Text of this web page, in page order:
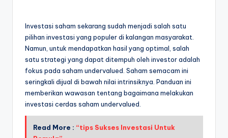
Investasi saham sekarang sudah menjadi salah satu
pilihan investasi yang populer di kalangan masyarakat.
Namun, untuk mendapatkan hasil yang optimal, salah
satu strategi yang dapat ditempuh oleh investor adalah
fokus pada saham undervalued. Saham semacam ini
seringkali dijual di bawah nilai intrinsiknya. Panduan ini
memberikan wawasan tentang bagaimana melakukan
investasi cerdas saham undervalued.
Read More : “tips Sukses Investasi Untuk